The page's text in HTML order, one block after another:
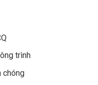
trình
chóng